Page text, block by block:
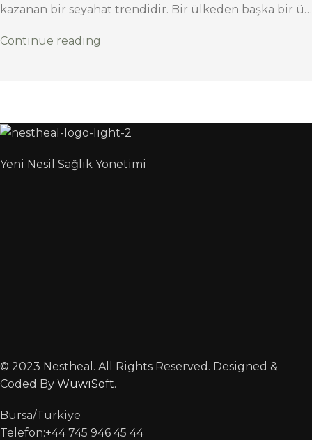
kazanan bir seyahat trendidir. Bir ülkeden başka bir ü…
Continue reading
Yeni Nesil Sağlık Yönetimi
© 2023 Nestheal. All Rights Reserved. Designed &
Coded By WuwiSoft.
Bursa/Türkiye
Telefon:+44 745 946 45 44